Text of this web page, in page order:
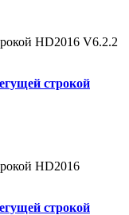
HD2016 V6.2.2
строкой
HD2016
строкой